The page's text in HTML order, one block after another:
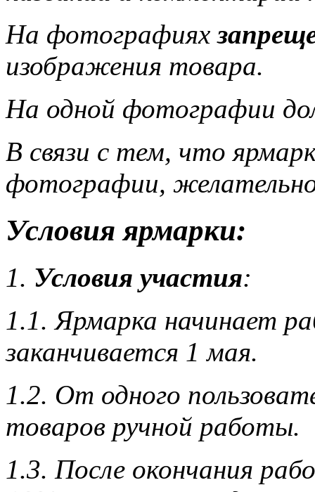
На фотографиях
изображения товара.
На одной фотографии
В связи с тем, что
фотографии,
Условия ярмарки:
1. Условия участия:
1.1. Ярмарка начинает
заканчивается 1 мая.
1.2. От одного
товаров ручной работы.
1.3. После окончания